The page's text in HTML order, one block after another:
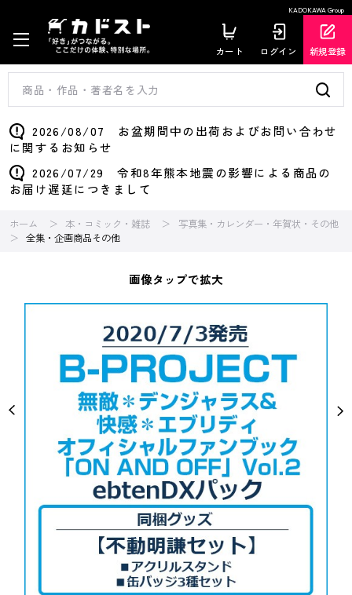
KADOKAWA Group
カート ログイン 新規登録
2026/08/07 お盆期間中の出荷およびお問い合わせ
に関するお知らせ
2026/07/29 令和8年熊本地震の影響による商品の
お届け遅延につきまして
ホーム 本・コミック・雑誌
写真集・カレンダー・年賀状・その他
全集・企画商品その他
画像タップで拡大